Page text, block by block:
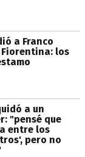
a Franco
los
a un
"pensé que
entre los
pero no